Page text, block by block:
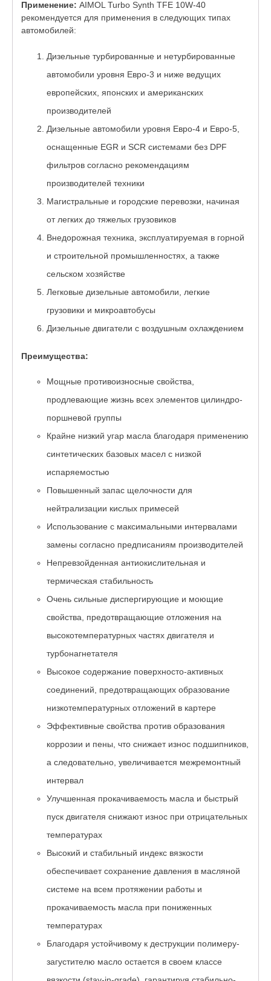
Применение: AIMOL Turbo Synth TFE 10W-40
рекомендуется для применения в следующих типах
автомобилей:
Дизельные турбированные и нетурбированные
автомобили уровня Евро-3 и ниже ведущих
европейских, японских и американских
производителей
Дизельные автомобили уровня Евро-4 и Евро-5,
оснащенные EGR и SCR системами без DPF
фильтров согласно рекомендациям
производителей техники
Магистральные и городские перевозки, начиная
от легких до тяжелых грузовиков
Внедорожная техника, эксплуатируемая в горной
и строительной промышленностях, а также
сельском хозяйстве
Легковые дизельные автомобили, легкие
грузовики и микроавтобусы
Дизельные двигатели с воздушным охлаждением
Преимущества:
Мощные противоизносные свойства,
продлевающие жизнь всех элементов цилиндро-
поршневой группы
Крайне низкий угар масла благодаря применению
синтетических базовых масел с низкой
испаряемостью
Повышенный запас щелочности для
нейтрализации кислых примесей
Использование с максимальными интервалами
замены согласно предписаниям производителей
Непревзойденная антиокислительная и
термическая стабильность
Очень сильные диспергирующие и моющие
свойства, предотвращающие отложения на
высокотемпературных частях двигателя и
турбонагнетателя
Высокое содержание поверхносто-активных
соединений, предотвращающих образование
низкотемпературных отложений в картере
Эффективные свойства против образования
коррозии и пены, что снижает износ подшипников,
а следовательно, увеличивается межремонтный
интервал
Улучшенная прокачиваемость масла и быстрый
пуск двигателя снижают износ при отрицательных
температурах
Высокий и стабильный индекс вязкости
обеспечивает сохранение давления в масляной
системе на всем протяжении работы и
прокачиваемость масла при пониженных
температурах
Благодаря устойчивому к деструкции полимеру-
загустителю масло остается в своем классе